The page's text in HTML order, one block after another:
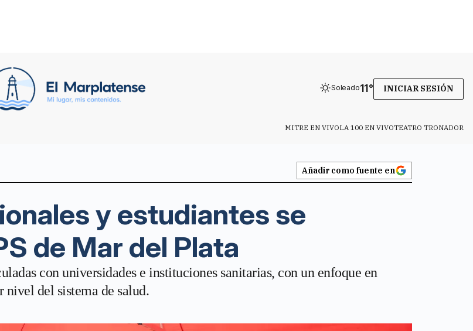
Soleado11° INICIAR SESIÓN
MITRE EN VIVOLA 100 EN VIVOTEATRO TRONADOR
Añadir como fuente en
y estudiantes se
de Mar del Plata
con universidades e instituciones sanitarias, con un enfoque en
del sistema de salud.